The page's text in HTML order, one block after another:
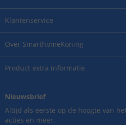
Over SmarthomeKoning
Product extra informatie
Klantenservice
Nieuwsbrief
Altijd als eerste op de hoogte van
acties en meer.